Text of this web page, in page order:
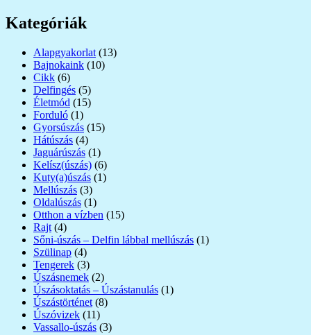
Kategóriák
Alapgyakorlat (13)
Bajnokaink (10)
Cikk (6)
Delfingés (5)
Életmód (15)
Forduló (1)
Gyorsúszás (15)
Hátúszás (4)
Jaguárúszás (1)
Kelísz(úszás) (6)
Kuty(a)úszás (1)
Mellúszás (3)
Oldalúszás (1)
Otthon a vízben (15)
Rajt (4)
Sőni-úszás – Delfin lábbal mellúszás (1)
Szülinap (4)
Tengerek (3)
Úszásnemek (2)
Úszásoktatás – Úszástanulás (1)
Úszástörténet (8)
Úszóvizek (11)
Vassallo-úszás (3)